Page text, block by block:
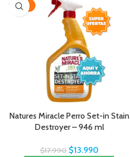
-22%
Natures Miracle Perro Set-in Stain
Destroyer – 946 ml
$17.990 $13.990